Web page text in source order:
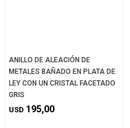
ANILLO DE ALEACIÓN DE
METALES BAÑADO EN PLATA DE
LEY CON UN CRISTAL FACETADO
GRIS
USD 195,00